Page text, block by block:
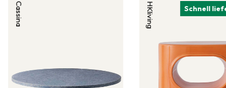
Cassina Schnell
HKliving